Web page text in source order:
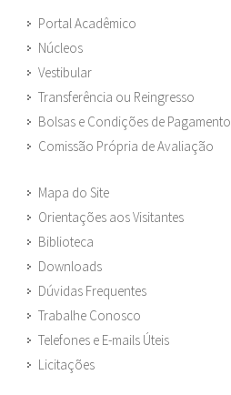
Portal Acadêmico
Núcleos
Vestibular
Transferência ou Reingresso
Bolsas e Condições de Pagamento
Comissão Própria de Avaliação
Mapa do Site
Orientações aos Visitantes
Biblioteca
Downloads
Dúvidas Frequentes
Trabalhe Conosco
Telefones e E-mails Úteis
Licitações